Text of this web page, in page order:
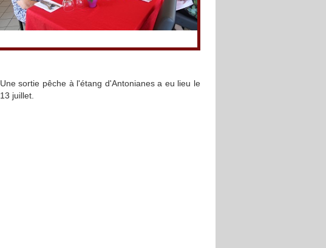
Une sortie pêche à l'étang d'Antonianes a eu lieu le
13 juillet.